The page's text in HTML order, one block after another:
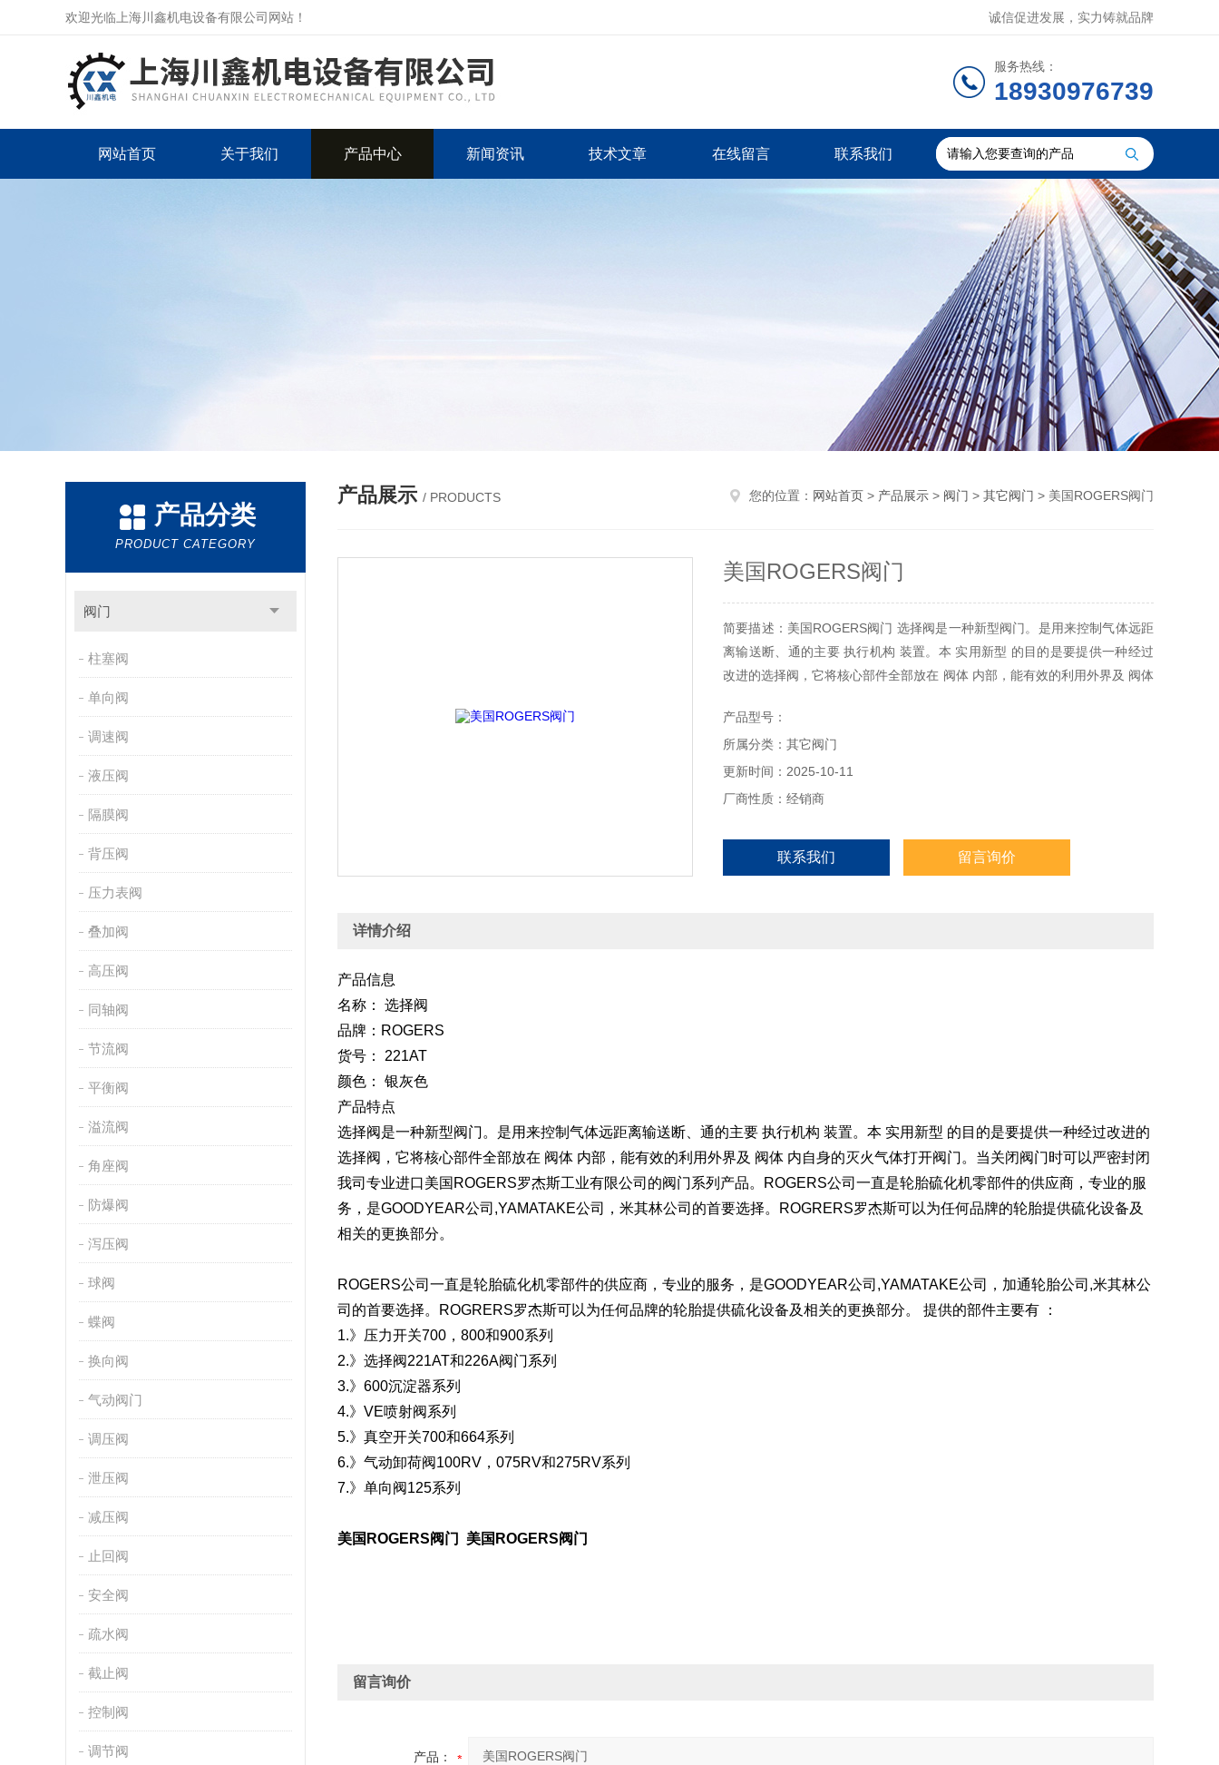
欢迎光临上海川鑫机电设备有限公司网站！ 诚信促进发展，实力铸就品牌
服务热线：
18930976739
网站首页 关于我们 产品中心 新闻资讯 技术文章 在线留言 联系我们
产品分类
PRODUCT CATEGORY
阀门
柱塞阀
单向阀
调速阀
液压阀
隔膜阀
背压阀
压力表阀
叠加阀
高压阀
同轴阀
节流阀
平衡阀
溢流阀
角座阀
防爆阀
泻压阀
球阀
蝶阀
换向阀
气动阀门
调压阀
泄压阀
减压阀
止回阀
安全阀
疏水阀
截止阀
控制阀
调节阀
产品展示 / PRODUCTS 您的位置： 网站首页 > 产品展示 > 阀门 > 其它阀门 > 美国ROGERS阀门
美国ROGERS阀门
简要描述：美国ROGERS阀门 选择阀是一种新型阀门。是用来控制气体远距
离输送断、通的主要 执行机构 装置。本 实用新型 的目的是要提供一种经过
改进的选择阀，它将核心部件全部放在 阀体 内部，能有效的利用外界及 阀体
产品型号：
所属分类：其它阀门
更新时间：2025-10-11
厂商性质：经销商
联系我们 留言询价
详情介绍
产品信息
名称： 选择阀
品牌：ROGERS
货号： 221AT
颜色： 银灰色
产品特点
选择阀是一种新型阀门。是用来控制气体远距离输送断、通的主要 执行机构 装置。本 实用新型 的目的是要提供一种经过改进的
选择阀，它将核心部件全部放在 阀体 内部，能有效的利用外界及 阀体 内自身的灭火气体打开阀门。当关闭阀门时可以严密封闭
我司专业进口美国ROGERS罗杰斯工业有限公司的阀门系列产品。ROGERS公司一直是轮胎硫化机零部件的供应商，专业的服
务，是GOODYEAR公司,YAMATAKE公司，米其林公司的首要选择。ROGRERS罗杰斯可以为任何品牌的轮胎提供硫化设备及
相关的更换部分。
ROGERS公司一直是轮胎硫化机零部件的供应商，专业的服务，是GOODYEAR公司,YAMATAKE公司，加通轮胎公司,米其林公
司的首要选择。ROGRERS罗杰斯可以为任何品牌的轮胎提供硫化设备及相关的更换部分。 提供的部件主要有 ：
1.》压力开关700，800和900系列
2.》选择阀221AT和226A阀门系列
3.》600沉淀器系列
4.》VE喷射阀系列
5.》真空开关700和664系列
6.》气动卸荷阀100RV，075RV和275RV系列
7.》单向阀125系列
美国ROGERS阀门 美国ROGERS阀门
留言询价
产品：